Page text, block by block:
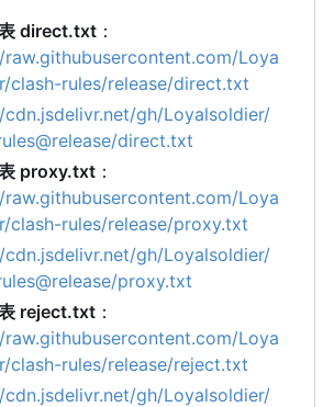
direct.txt ：
Loya
clash-rules/release/direct.txt
gh/Loyalsoldier/
direct.txt
proxy.txt ：
Loya
clash-rules/release/proxy.txt
gh/Loyalsoldier/
proxy.txt
reject.txt ：
Loya
clash-rules/release/reject.txt
gh/Loyalsoldier/